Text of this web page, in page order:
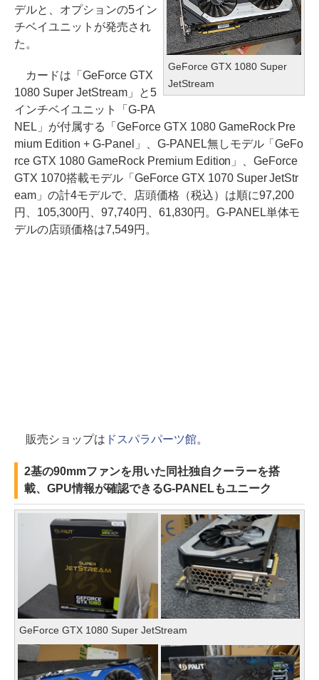
GeForce GTX 1080 Super
JetStream
デルと、オプションの5イン
チベイユニットが発売され
た。
カードは「GeForce GTX
1080 Super JetStream」と5
インチベイユニット「G-PA
NEL」が付属する「GeForce GTX 1080 GameRock Pre
mium Edition + G-Panel」、G-PANEL無しモデル「GeFo
rce GTX 1080 GameRock Premium Edition」、GeForce
GTX 1070搭載モデル「GeForce GTX 1070 Super JetStr
eam」の計4モデルで、店頭価格（税込）は順に97,200
円、105,300円、97,740円、61,830円。G-PANEL単体モ
デルの店頭価格は7,549円。
販売ショップは ドスパラパーツ館。
2基の90mmファンを用いた同社独自クーラーを搭
載、GPU情報が確認できるG-PANELもユニーク
GeForce GTX 1080 Super JetStream